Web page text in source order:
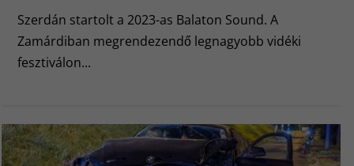
Szerdán startolt a 2023-as Balaton Sound. A
Zamárdiban megrendezendő legnagyobb vidéki
fesztiválon...